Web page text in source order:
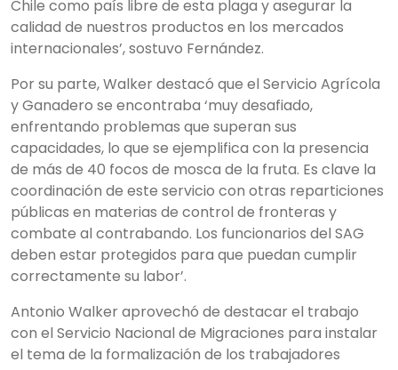
Chile como país libre de esta plaga y asegurar la
calidad de nuestros productos en los mercados
internacionales’, sostuvo Fernández.
Por su parte, Walker destacó que el Servicio Agrícola
y Ganadero se encontraba ‘muy desafiado,
enfrentando problemas que superan sus
capacidades, lo que se ejemplifica con la presencia
de más de 40 focos de mosca de la fruta. Es clave la
coordinación de este servicio con otras reparticiones
públicas en materias de control de fronteras y
combate al contrabando. Los funcionarios del SAG
deben estar protegidos para que puedan cumplir
correctamente su labor’.
Antonio Walker aprovechó de destacar el trabajo
con el Servicio Nacional de Migraciones para instalar
el tema de la formalización de los trabajadores